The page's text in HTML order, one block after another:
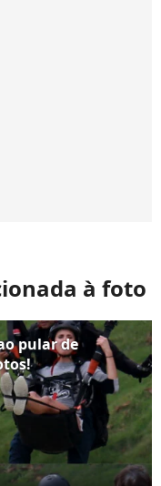
à foto
pular de